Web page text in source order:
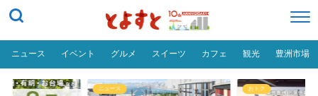
ニュース イベント グルメ スイーツ カフェ 観光 豊洲市場
ニュース おトク